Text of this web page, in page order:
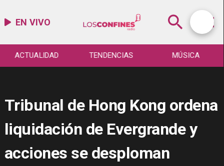
EN VIVO
TENDENCIAS MÚSICA ESPECTÁCULO
Tribunal de Hong Kong ordena
liquidación de Evergrande y
acciones se desploman